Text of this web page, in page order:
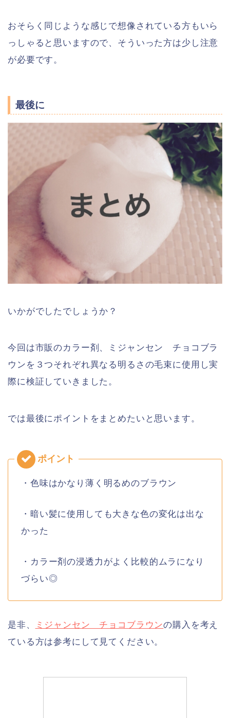
おそらく同じような感じで想像されている方もいら
っしゃると思いますので、そういった方は少し注意
が必要です。
最後に
いかがでしたでしょうか？
今回は市販のカラー剤、ミジャンセン チョコブラ
ウンを３つそれぞれ異なる明るさの毛束に使用し実
際に検証していきました。
では最後にポイントをまとめたいと思います。
・色味はかなり薄く明るめのブラウン
・暗い髪に使用しても大きな色の変化は出な
かった
・カラー剤の浸透力がよく比較的ムラになり
づらい◎
是非、 ミジャンセン チョコブラウンの購入を考え
ている方は参考にして見てください。